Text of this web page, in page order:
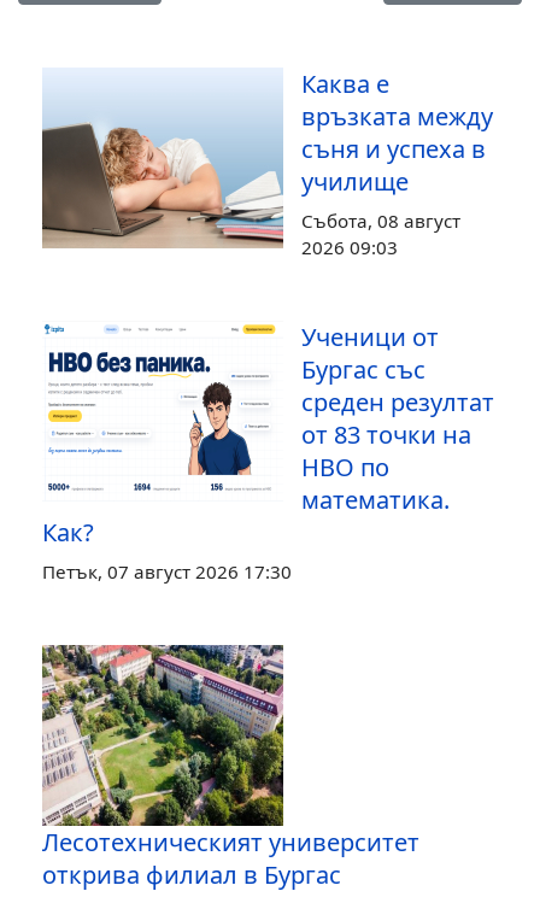
Каква е
връзката между
съня и успеха в
училище
Събота, 08 август
2026 09:03
Ученици от
Бургас със
среден резултат
от 83 точки на
НВО по
математика.
Как?
Петък, 07 август 2026 17:30
Лесотехническият университет
открива филиал в Бургас